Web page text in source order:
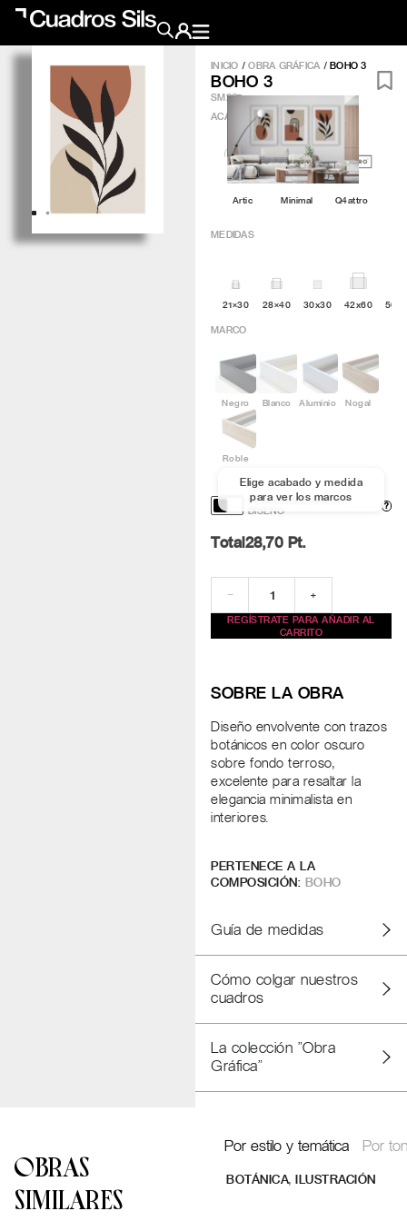
Obra Pictórica
Obra Gráfica
Crea tu pared
INICIO /OBRA GRÁFICA /BOHO 3
BOHO 3
SM287
ACABADO
?
Artic Minimal Q4attro
MEDIDAS
21×30 28×40 30x30 42x60
PERSONALIZACIÓN Y
DISEÑO
?
MARCO
Negro Blanco Aluminio Nogal
Roble
Elige acabado y medida
para ver los marcos
Total28,70 Pt.
− +
REGÍSTRATE PARA AÑADIR AL
CARRITO
SOBRE LA OBRA
Diseño envolvente con trazos
botánicos en color oscuro
sobre fondo terroso,
excelente para resaltar la
elegancia minimalista en
interiores.
PERTENECE A LA
COMPOSICIÓN: BOHO
Guía de medidas
Cómo colgar nuestros
cuadros
La colección "Obra
Gráfica"
OBRAS
SIMILARES
Por estilo y temática Por
BOTÁNICA, ILUSTRACIÓN